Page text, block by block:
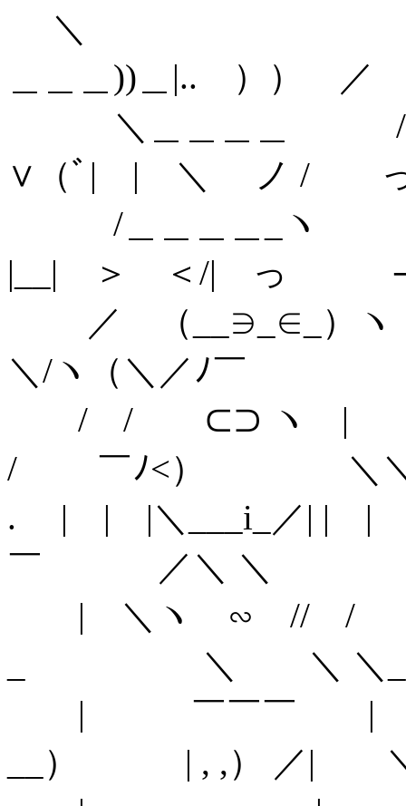
＼ / ~
＿＿＿))＿|.. ）） ／
＼＿＿＿
∨（ﾞ| | ＼ ノ /
/＿＿＿
|__| ＞ ＜/| っ
／ （
＼/ヽ（＼／ﾉ￣
/ /
/ ￣ﾉ<） ＼＼
. | | |＼___i_／
￣ ／＼ ＼
| ＼ヽ
_ ＼ ＼ ＼_
| ￣￣￣ | ,
__） | , ,） ／|